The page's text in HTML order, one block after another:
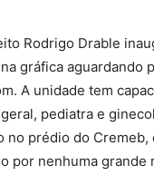
Rodrigo Drable
gráfica aguardando
A unidade tem
pediatra e
no prédio do
por nenhuma grande